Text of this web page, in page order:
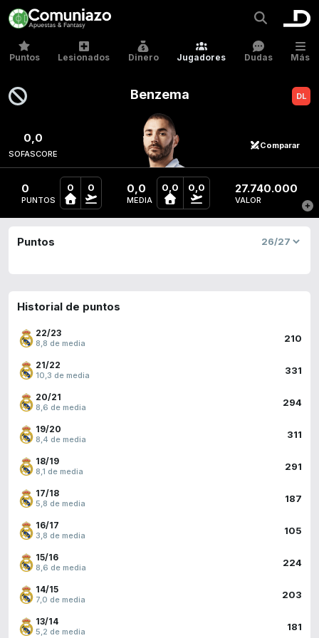
Puntos Lesionados Dinero Jugadores Dudas Más
Benzema
Comparar
0,0
SOFASCORE
0
PUNTOS
0 0 0,0
MEDIA
0,0 0,0 27.740.000
VALOR
Puntos
Historial de puntos
22/23
8,8 de media 210
21/22
10,3 de media 331
20/21
8,6 de media 294
19/20
8,4 de media 311
18/19
8,1 de media 291
17/18
5,8 de media 187
16/17
3,8 de media 105
15/16
8,6 de media 224
14/15
7,0 de media 203
13/14
5,2 de media 181